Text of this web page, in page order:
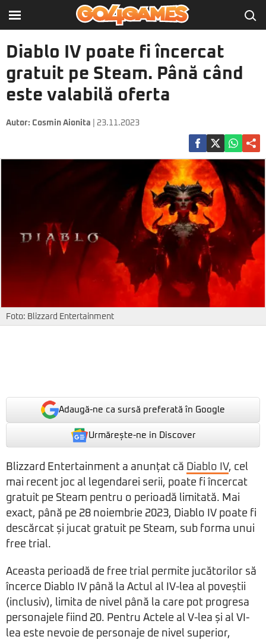
Diablo IV poate fi încercat
gratuit pe Steam. Până când
este valabilă oferta
Autor: Cosmin Aionita | 23.11.2023
Foto: Blizzard Entertainment
Adaugă-ne ca sursă preferată în Google
Urmărește-ne in Discover
Blizzard Entertainment a anunțat că Diablo IV, cel
mai recent joc al legendarei serii, poate fi încercat
gratuit pe Steam pentru o perioadă limitată. Mai
exact, până pe 28 noiembrie 2023, Diablo IV poate fi
descărcat și jucat gratuit pe Steam, sub forma unui
free trial.
Aceasta perioadă de free trial permite jucătorilor să
încerce Diablo IV până la Actul al IV-lea al poveștii
(inclusiv), limita de nivel până la care pot progresa
personajele fiind 20. Pentru Actele al V-lea și al VI-
lea este nevoie de personaje de nivel superior,